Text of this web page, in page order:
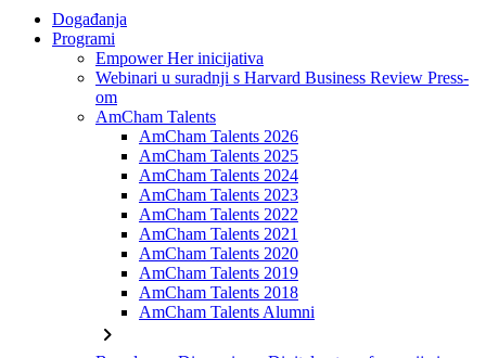
Događanja
Programi
Empower Her inicijativa
Webinari u suradnji s Harvard Business Review Press-
om
AmCham Talents
AmCham Talents 2026
AmCham Talents 2025
AmCham Talents 2024
AmCham Talents 2023
AmCham Talents 2022
AmCham Talents 2021
AmCham Talents 2020
AmCham Talents 2019
AmCham Talents 2018
AmCham Talents Alumni
chevron_right